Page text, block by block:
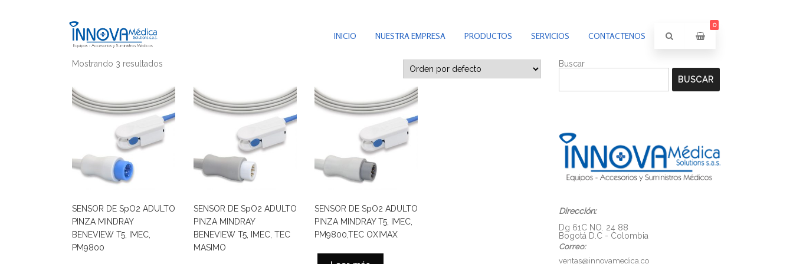
INICIO NUESTRA EMPRESA PRODUCTOS SERVICIOS CONTACTENOS
0
Mostrando 3 resultados
SENSOR DE SpO2 ADULTO
PINZA MINDRAY
BENEVIEW T5, IMEC,
PM9800
SENSOR DE SpO2 ADULTO
PINZA MINDRAY
BENEVIEW T5, IMEC, TEC
MASIMO
SENSOR DE SpO2 ADULTO
PINZA MINDRAY T5, IMEC,
PM9800,TEC OXIMAX
Buscar
BUSCAR
Dirección:
Dg 61C NO. 24 88
Bogotá D.C - Colombia
Correo:
ventas@innovamedica.co